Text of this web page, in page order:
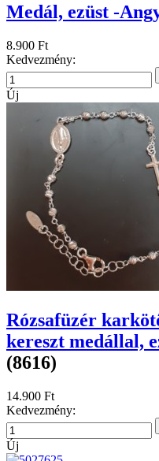
Medál, ezüst -
8.900 Ft
Kedvezmény:
Új
Rózsafüzér
kereszt medállal,
(8616)
14.900 Ft
Kedvezmény:
Új